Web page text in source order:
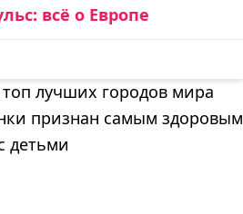
ЕВРОПЕ